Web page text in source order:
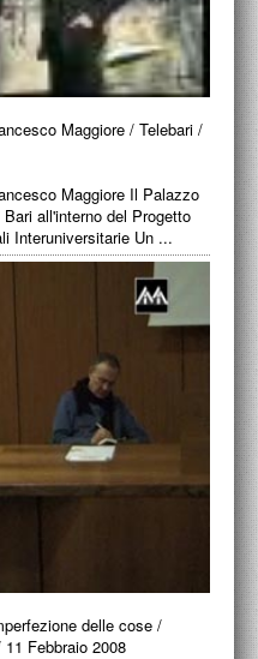
Maggiore / Telebari /
Maggiore Il Palazzo
all'interno del Progetto
Interuniversitarie Un ...
delle cose /
Febbraio 2008